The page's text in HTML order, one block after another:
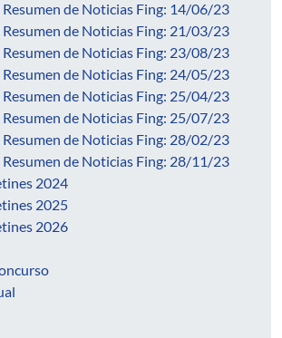
Resumen de Noticias Fing: 14/06/23
Resumen de Noticias Fing: 21/03/23
Resumen de Noticias Fing: 23/08/23
Resumen de Noticias Fing: 24/05/23
Resumen de Noticias Fing: 25/04/23
Resumen de Noticias Fing: 25/07/23
Resumen de Noticias Fing: 28/02/23
Resumen de Noticias Fing: 28/11/23
2024
2025
2026